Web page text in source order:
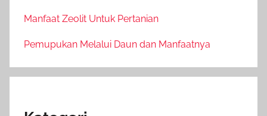
Manfaat Zeolit Untuk Pertanian
Pemupukan Melalui Daun dan Manfaatnya